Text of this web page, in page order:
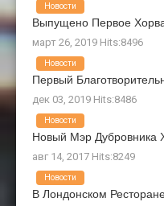
Выпущено Первое
март 26, 2019 Hits:8496
Новости
Первый
дек 03, 2019 Hits:8486
Новости
Новый Мэр Дубровника
авг 14, 2017 Hits:8249
Новости
В Лондонском
Новости